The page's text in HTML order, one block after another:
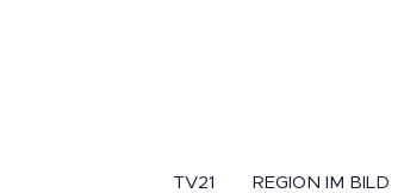
TV21 REGION IM BILD